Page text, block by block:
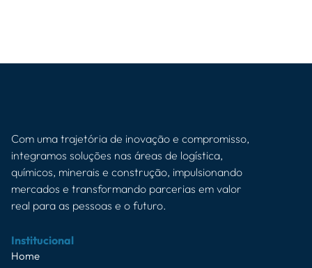
Com uma trajetória de inovação e compromisso,
integramos soluções nas áreas de logística,
químicos, minerais e construção, impulsionando
mercados e transformando parcerias em valor
real para as pessoas e o futuro.
Institucional
Home